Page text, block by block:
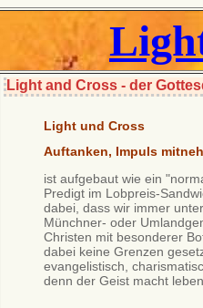
Light and Cross - der
Light und Cross
Auftanken, Impuls
ist aufgebaut wie ein
Predigt im Lobpreis-
dabei, dass wir immer
Münchner- oder
Christen mit besonderer
dabei keine Grenzen
evangelistisch,
denn der Geist macht